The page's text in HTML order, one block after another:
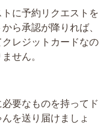
に予約リクエストを
ら承認が降りれば、
レジットカードなの
せん。
要なものを持ってド
を送り届けましょ